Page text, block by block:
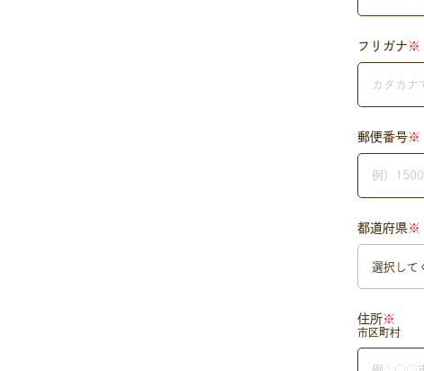
フリガナ ※
郵便番号※
都道府県※
住所※
市区町村